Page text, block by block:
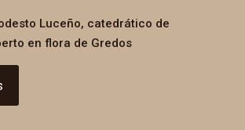
Luceño, catedrático de
en flora de Gredos